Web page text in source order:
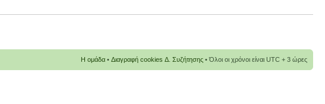
Η ομάδα • Διαγραφή cookies Δ. Συζήτησης • Όλοι οι χρόνοι είναι UTC + 3 ώρες